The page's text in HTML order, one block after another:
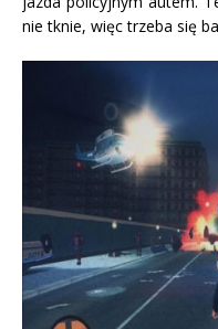
nie tknie, więc trzeba się